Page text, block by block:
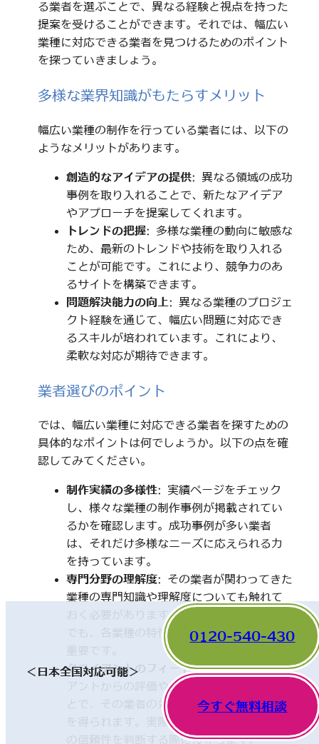
る業者を選ぶことで、異なる経験と視点を持った
提案を受けることができます。それでは、幅広い
業種に対応できる業者を見つけるためのポイント
を探っていきましょう。
多様な業界知識がもたらすメリット
幅広い業種の制作を行っている業者には、以下の
ようなメリットがあります。
創造的なアイデアの提供: 異なる領域の成功
事例を取り入れることで、新たなアイデア
やアプローチを提案してくれます。
トレンドの把握: 多様な業種の動向に敏感な
ため、最新のトレンドや技術を取り入れる
ことが可能です。これにより、競争力のあ
るサイトを構築できます。
問題解決能力の向上: 異なる業種のプロジェ
クト経験を通じて、幅広い問題に対応でき
るスキルが培われています。これにより、
柔軟な対応が期待できます。
業者選びのポイント
では、幅広い業種に対応できる業者を探すための
具体的なポイントは何でしょうか。以下の点を確
認してみてください。
制作実績の多様性: 実績ページをチェック
し、様々な業種の制作事例が掲載されてい
るかを確認します。成功事例が多い業者
は、それだけ多様なニーズに応えられる力
を持っています。
専門分野の理解度: その業者が関わってきた
業種の専門知識や理解度についても触れて
おく必要があります。一見、異なった分野
でも、各業種の特性を理解していることが
クライアントのフィードバック: 他のクライ
アントからの評価やレビューを確認するこ
とで、その業者の対応や成果に関する情報
を得られます。実際の利用者の声は、業者
の信頼性を判断する際に役立ちます。
＜日本全国対応可能＞
0120-540-430
今すぐ無料相談